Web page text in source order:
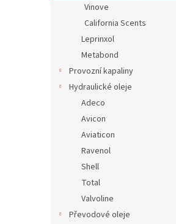
Vinove
California Scents
Leprinxol
Metabond
Provozní kapaliny
Hydraulické oleje
Adeco
Avicon
Aviaticon
Ravenol
Shell
Total
Valvoline
Převodové oleje